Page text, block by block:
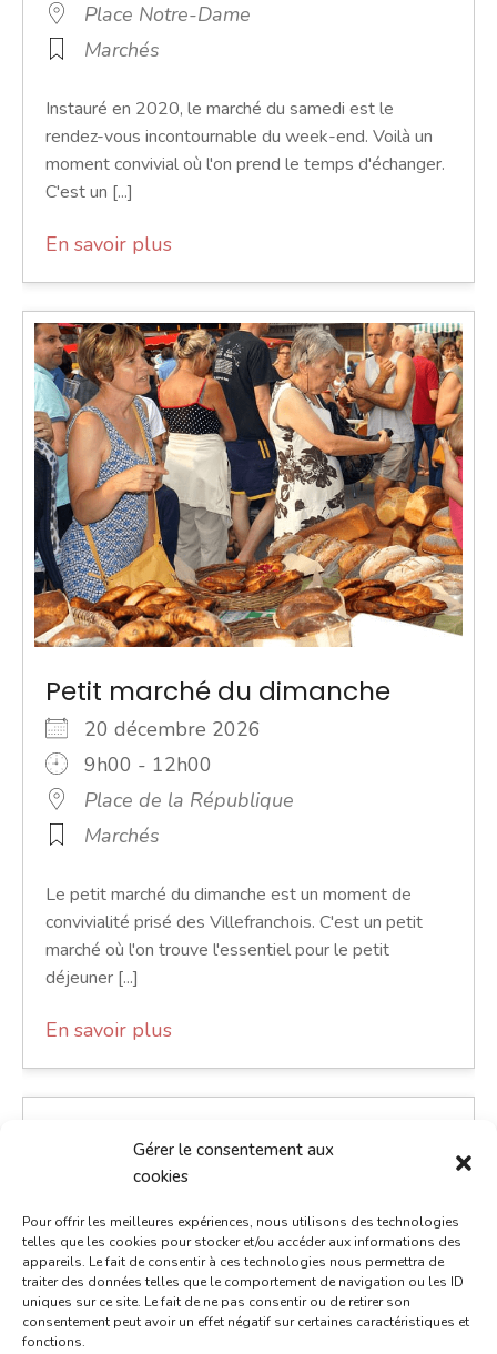
Gérer le consentement aux
cookies
Pour offrir les meilleures expériences, nous utilisons des technologies
telles que les cookies pour stocker et/ou accéder aux informations des
appareils. Le fait de consentir à ces technologies nous permettra de
traiter des données telles que le comportement de navigation ou les ID
uniques sur ce site. Le fait de ne pas consentir ou de retirer son
consentement peut avoir un effet négatif sur certaines caractéristiques et
fonctions.
Place Notre-Dame
Marchés
Instauré en 2020, le marché du samedi est le
rendez-vous incontournable du week-end. Voilà un
moment convivial où l'on prend le temps d'échanger.
C'est un [...]
En savoir plus
Petit marché du dimanche
20 décembre 2026
9h00 - 12h00
Place de la République
Marchés
Le petit marché du dimanche est un moment de
convivialité prisé des Villefranchois. C'est un petit
marché où l'on trouve l'essentiel pour le petit
déjeuner [...]
En savoir plus